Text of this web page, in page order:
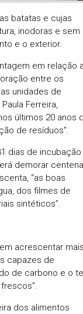
batatas e cujas
inodoras e sem
e o exterior.
em relação
entre os
unidades de
Ferreira,
últimos 20 anos
de resíduos”.
dias de incubação
demorar
“as boas
dos filmes de
sintéticos”.
acrescentar mais
capazes de
de carbono e o
dos alimentos